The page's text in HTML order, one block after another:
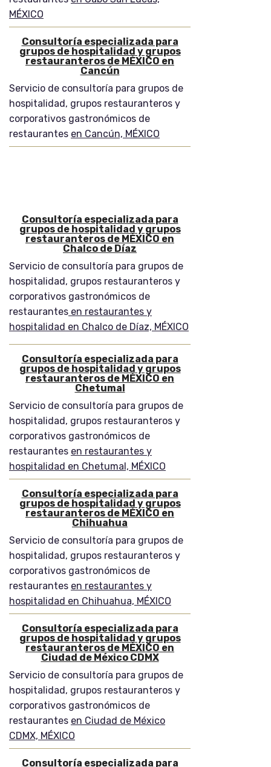
MÉXICO
Consultoría especializada para
grupos de hospitalidad y grupos
restauranteros de MÉXICO en
Cancún
Servicio de consultoría para grupos de
hospitalidad, grupos restauranteros y
corporativos gastronómicos de
restaurantes en Cancún, MÉXICO
Consultoría especializada para
grupos de hospitalidad y grupos
restauranteros de MÉXICO en
Chalco de Díaz
Servicio de consultoría para grupos de
hospitalidad, grupos restauranteros y
corporativos gastronómicos de
restaurantes en restaurantes y
hospitalidad en Chalco de Díaz, MÉXICO
Consultoría especializada para
grupos de hospitalidad y grupos
restauranteros de MÉXICO en
Chetumal
Servicio de consultoría para grupos de
hospitalidad, grupos restauranteros y
corporativos gastronómicos de
restaurantes en restaurantes y
hospitalidad en Chetumal, MÉXICO
Consultoría especializada para
grupos de hospitalidad y grupos
restauranteros de MÉXICO en
Chihuahua
Servicio de consultoría para grupos de
hospitalidad, grupos restauranteros y
corporativos gastronómicos de
restaurantes en restaurantes y
hospitalidad en Chihuahua, MÉXICO
Consultoría especializada para
grupos de hospitalidad y grupos
restauranteros de MÉXICO en
Ciudad de México CDMX
Servicio de consultoría para grupos de
hospitalidad, grupos restauranteros y
corporativos gastronómicos de
restaurantes en Ciudad de México
CDMX, MÉXICO
Consultoría especializada para